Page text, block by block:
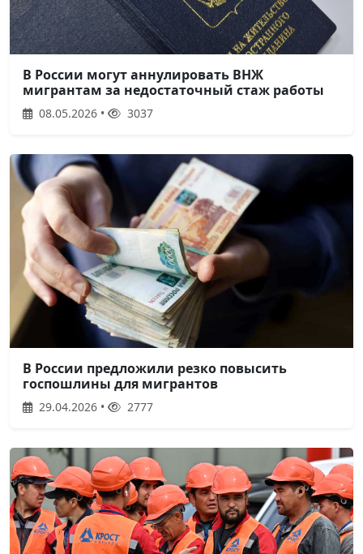
В России могут аннулировать ВНЖ
мигрантам за недостаточный стаж работы
08.05.2026 • 3037
В России предложили резко повысить
госпошлины для мигрантов
29.04.2026 • 2777